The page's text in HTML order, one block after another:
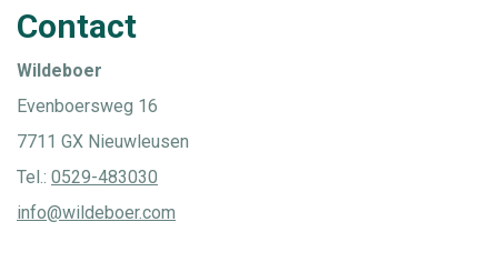
Contact
Wildeboer
Evenboersweg 16
7711 GX Nieuwleusen
Tel.: 0529-483030
info@wildeboer.com